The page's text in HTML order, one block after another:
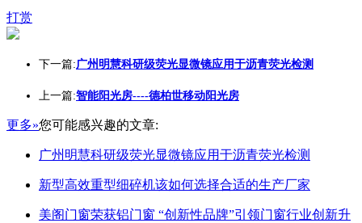
打赏
下一篇:广州明慧科研级荧光显微镜应用于沥青荧光检测
上一篇:智能阳光房----德柏世移动阳光房
更多»您可能感兴趣的文章:
广州明慧科研级荧光显微镜应用于沥青荧光检测
新型高效重型细碎机该如何选择合适的生产厂家
美阁门窗荣获铝门窗 “创新性品牌”引领门窗行业创新升